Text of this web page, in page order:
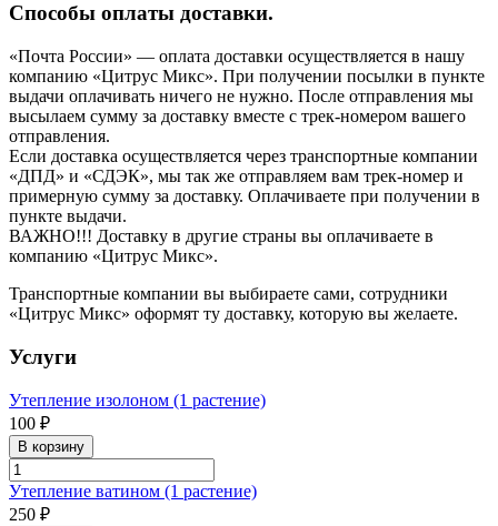
Способы оплаты доставки.
«Почта России» — оплата доставки осуществляется в нашу
компанию «Цитрус Микс». При получении посылки в пункте
выдачи оплачивать ничего не нужно. После отправления мы
высылаем сумму за доставку вместе с трек-номером вашего
отправления.
Если доставка осуществляется через транспортные компании
«ДПД» и «СДЭК», мы так же отправляем вам трек-номер и
примерную сумму за доставку. Оплачиваете при получении в
пункте выдачи.
ВАЖНО!!! Доставку в другие страны вы оплачиваете в
компанию «Цитрус Микс».
Транспортные компании вы выбираете сами, сотрудники
«Цитрус Микс» оформят ту доставку, которую вы желаете.
Услуги
Утепление изолоном (1 растение)
100 ₽
В корзину
Утепление ватином (1 растение)
250 ₽